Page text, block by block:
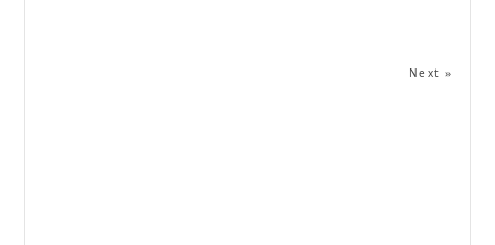
Next »